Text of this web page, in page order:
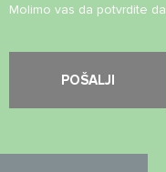
Molimo vas da potvrdite